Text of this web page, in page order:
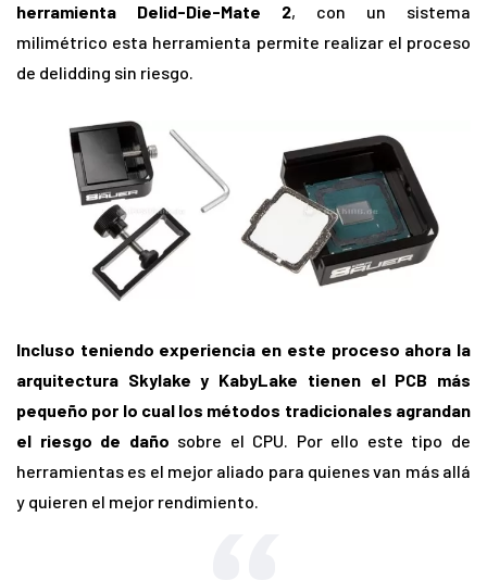
herramienta Delid-Die-Mate 2, con un sistema
milimétrico esta herramienta permite realizar el proceso
de delidding sin riesgo.
Incluso teniendo experiencia en este proceso ahora la
arquitectura Skylake y KabyLake tienen el PCB más
pequeño por lo cual los métodos tradicionales agrandan
el riesgo de daño sobre el CPU. Por ello este tipo de
herramientas es el mejor aliado para quienes van más allá
y quieren el mejor rendimiento.